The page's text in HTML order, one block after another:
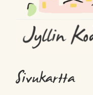
Sivukartta